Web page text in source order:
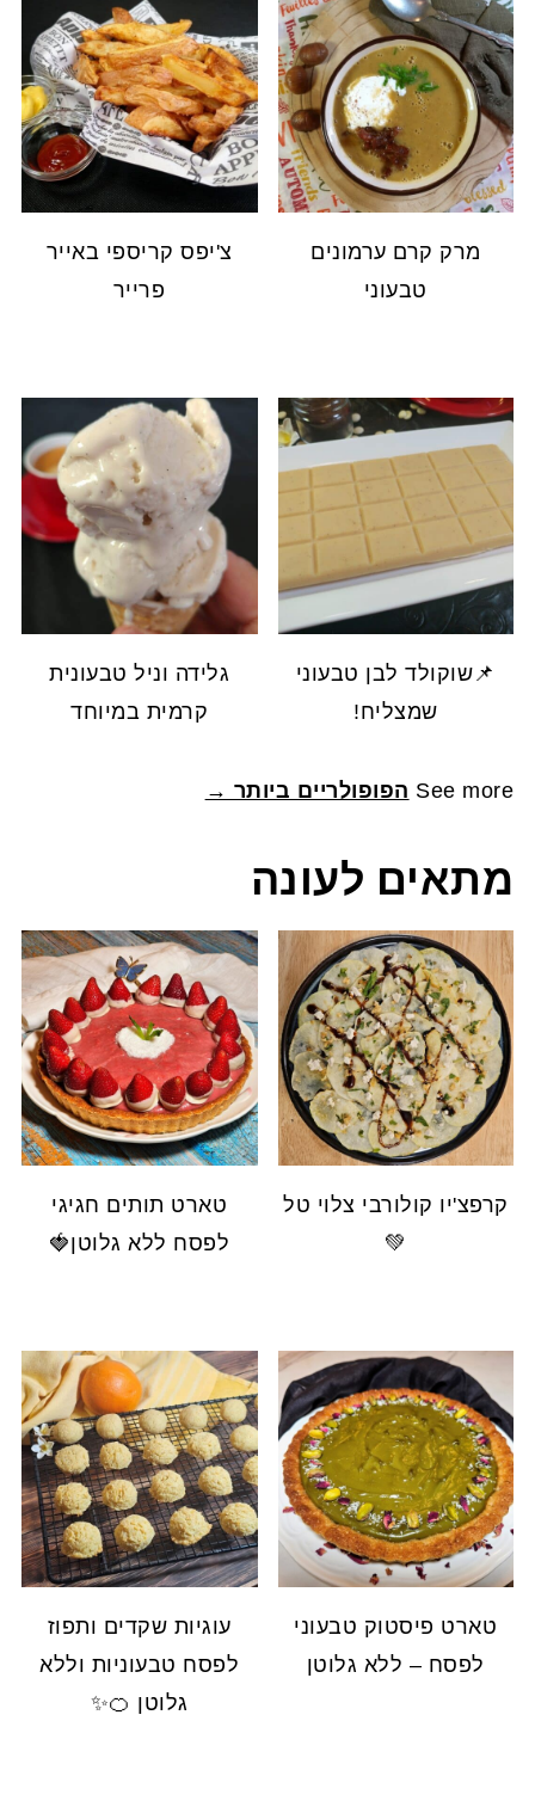
מרק קרם ערמונים
טבעוני
צ'יפס קריספי באייר
פרייר
📌שוקולד לבן טבעוני
שמצליח!
גלידה וניל טבעונית
קרמית במיוחד
See more הפופולריים ביותר →
מתאים לעונה
קרפצ'יו קולורבי צלוי טל
💚
טארט תותים חגיגי
לפסח ללא גלוטן🍓
טארט פיסטוק טבעוני
לפסח – ללא גלוטן
עוגיות שקדים ותפוז
לפסח טבעוניות וללא
גלוטן 🍊✨